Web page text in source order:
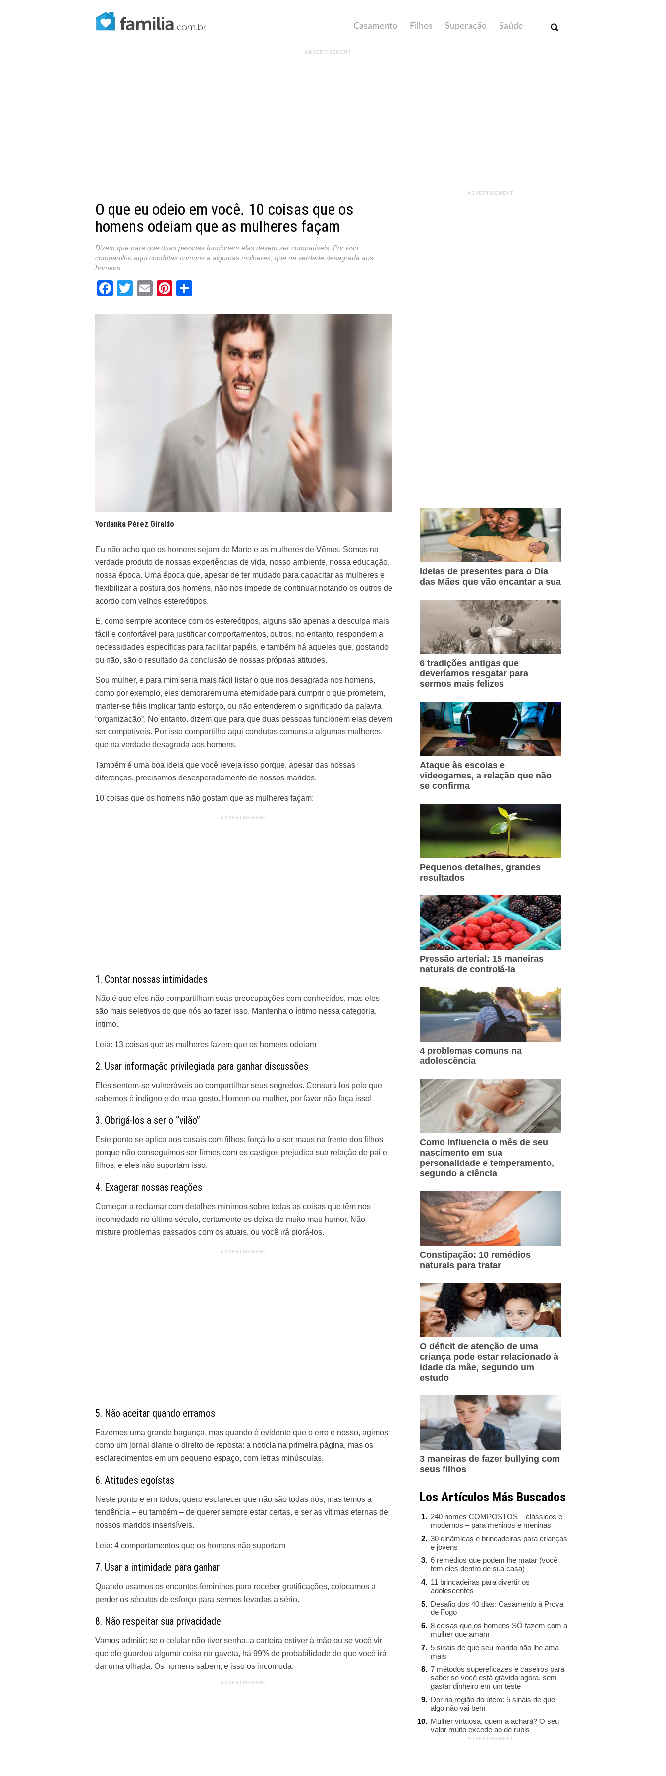
Casamento Filhos Superação Saúde
O que eu odeio em você. 10 coisas que os
homens odeiam que as mulheres façam
Dizem que para que duas pessoas funcionem elas devem ser compatíveis. Por isso
compartilho aqui condutas comuns a algumas mulheres, que na verdade desagrada aos
homens.
Facebook
TwitterEmailPinterest
Yordanka Pérez Giraldo
Eu não acho que os homens sejam de Marte e as mulheres de Vênus. Somos na
verdade produto de nossas experiências de vida, nosso ambiente, nossa educação,
nossa época. Uma época que, apesar de ter mudado para capacitar as mulheres e
flexibilizar a postura dos homens, não nos impede de continuar notando os outros de
acordo com velhos estereótipos.
E, como sempre acontece com os estereótipos, alguns são apenas a desculpa mais
fácil e confortável para justificar comportamentos, outros, no entanto, respondem a
necessidades específicas para facilitar papéis, e também há aqueles que, gostando
ou não, são o resultado da conclusão de nossas próprias atitudes.
Sou mulher, e para mim seria mais fácil listar o que nos desagrada nos homens,
como por exemplo, eles demorarem uma eternidade para cumprir o que prometem,
manter-se fiéis implicar tanto esforço, ou não entenderem o significado da palavra
“organização”. No entanto, dizem que para que duas pessoas funcionem elas devem
ser compatíveis. Por isso compartilho aqui condutas comuns a algumas mulheres,
que na verdade desagrada aos homens.
Também é uma boa ideia que você reveja isso porque, apesar das nossas
diferenças, precisamos desesperadamente de nossos maridos.
10 coisas que os homens não gostam que as mulheres façam:
1. Contar nossas intimidades
Não é que eles não compartilham suas preocupações com conhecidos, mas eles
são mais seletivos do que nós ao fazer isso. Mantenha o íntimo nessa categoria,
íntimo.
Leia: 13 coisas que as mulheres fazem que os homens odeiam
2. Usar informação privilegiada para ganhar discussões
Eles sentem-se vulneráveis ao compartilhar seus segredos. Censurá-los pelo que
sabemos é indigno e de mau gosto. Homem ou mulher, por favor não faça isso!
3. Obrigá-los a ser o “vilão”
Este ponto se aplica aos casais com filhos: forçá-lo a ser maus na frente dos filhos
porque não conseguimos ser firmes com os castigos prejudica sua relação de pai e
filhos, e eles não suportam isso.
4. Exagerar nossas reações
Começar a reclamar com detalhes mínimos sobre todas as coisas que têm nos
incomodado no último século, certamente os deixa de muito mau humor. Não
misture problemas passados com os atuais, ou você irá piorá-los.
5. Não aceitar quando erramos
Fazemos uma grande bagunça, mas quando é evidente que o erro é nosso, agimos
como um jornal diante o direito de reposta: a notícia na primeira página, mas os
esclarecimentos em um pequeno espaço, com letras minúsculas.
6. Atitudes egoístas
Neste ponto e em todos, quero esclarecer que não são todas nós, mas temos a
tendência – eu também – de querer sempre estar certas, e ser as vítimas eternas de
nossos maridos insensíveis.
Leia: 4 comportamentos que os homens não suportam
7. Usar a intimidade para ganhar
Quando usamos os encantos femininos para receber gratificações, colocamos a
perder os séculos de esforço para sermos levadas a sério.
8. Não respeitar sua privacidade
Vamos admitir: se o celular não tiver senha, a carteira estiver à mão ou se você vir
que ele guardou alguma coisa na gaveta, há 99% de probabilidade de que você irá
dar uma olhada. Os homens sabem, e isso os incomoda.
Ideias de presentes para o Dia
das Mães que vão encantar a sua
6 tradições antigas que
deveríamos resgatar para
sermos mais felizes
Ataque às escolas e
videogames, a relação que não
se confirma
Pequenos detalhes, grandes
resultados
Pressão arterial: 15 maneiras
naturais de controlá-la
4 problemas comuns na
adolescência
Como influencia o mês de seu
nascimento em sua
personalidade e temperamento,
segundo a ciência
Constipação: 10 remédios
naturais para tratar
O déficit de atenção de uma
criança pode estar relacionado à
idade da mãe, segundo um
estudo
3 maneiras de fazer bullying com
seus filhos
Los Artículos Más Buscados
240 nomes COMPOSTOS – clássicos e
modernos – para meninos e meninas
30 dinâmicas e brincadeiras para crianças
e jovens
6 remédios que podem lhe matar (você
tem eles dentro de sua casa)
11 brincadeiras para divertir os
adolescentes
Desafio dos 40 dias: Casamento à Prova
de Fogo
8 coisas que os homens SÓ fazem com a
mulher que amam
5 sinais de que seu marido não lhe ama
mais
7 métodos supereficazes e caseiros para
saber se você está grávida agora, sem
gastar dinheiro em um teste
Dor na região do útero: 5 sinais de que
algo não vai bem
Mulher virtuosa, quem a achará? O seu
valor muito excede ao de rubis